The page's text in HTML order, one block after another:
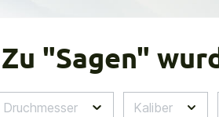
Zu "Sagen"
Druchmesser Kaliber